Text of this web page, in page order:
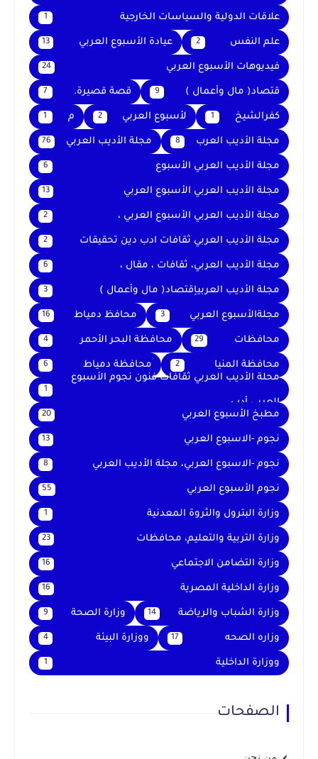
علاقات الدولية والسياسات الخارجية 1
علم النفس 2 عيادة الأسبوع العربي 13
فيديوهات الأسبوع العربي 24
قتصاد( مال وأعمال ) 9 قصة قصيرة. 7
كفرالشيخ 1 لأسبوع العربي 2 م 1
مجلة الأديب العرب 8 مجلة الأديب العربي 76
مجلة الأديب العربي الأسبوع 6
مجلة الأديب العربي الأسبوع العربي 13
مجلة الأديب العربي الأسبوع العربي ، 2
مجلة الأديب العربي ثقافات ادب دين تحقيقات 2
مجلة الأديب العربي، ثقافات ، مقال ، 6
مجلة الأديب العربيإقتصاد( مال وأعمال ) 3
مجلةالأسبوع العربي 3 محافظ دمياط 16
محافظات 29 محافظة البحر الأحمر 4
محافظة المنيا 2 محافظة دمياط 6
محلة الأديب العربي ثقافات فنون نجوم الأسبوع
العربي أدب
1
مطبخ الأسبوع العربي 20
نجوم -الاسبوع العربي 13
نجوم -الاسبوع العربي، مجلة الأديب العربي 8
نجوم الأسبوع العربي 55
وزارة البترول والثروة المعدنية 1
وزارة التربية والتعليم، محافظات 23
وزارة التضامن الاجتماعي 16
وزارة الداخلية المصرية 16
وزارة الشباب والرياضة 14 وزارة الصحة 9
وزاره الصحه 17 ووزارة البيئة 4
ووزارة الداخلية 1
الصفحات